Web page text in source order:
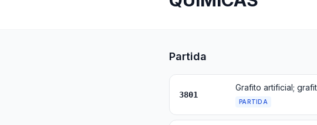
Partida
3801
PARTIDA